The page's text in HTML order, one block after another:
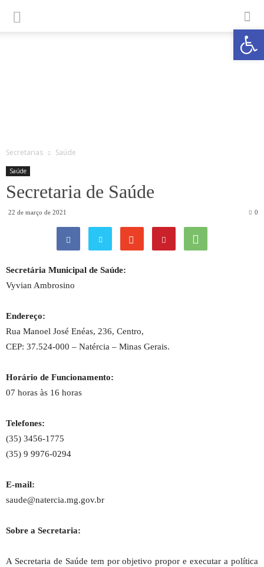
Abrir a
Secretarias Saúde
Saúde
Secretaria de Saúde
22 de março de 2021 0
Secretária Municipal de Saúde:
Vyvian Ambrosino
Endereço:
Rua Manoel José Enéas, 236, Centro,
CEP: 37.524-000 – Natércia – Minas Gerais.
Horário de Funcionamento:
07 horas às 16 horas
Telefones:
(35) 3456-1775
(35) 9 9976-0294
E-mail:
saude@natercia.mg.gov.br
Sobre a Secretaria:
A Secretaria de Saúde tem por objetivo propor e executar a política